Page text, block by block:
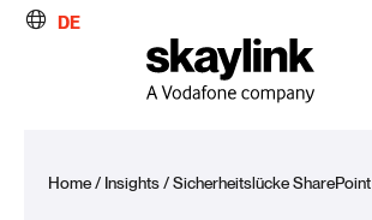
DE
Home/ Insights/Sicherheitslücke SharePoint